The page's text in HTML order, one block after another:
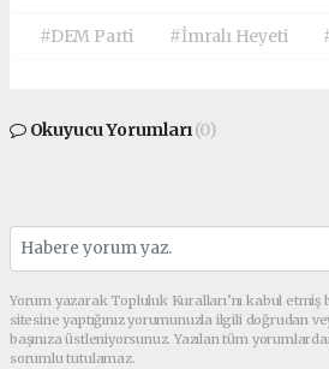
#DEM Parti #İmralı Heyeti
Okuyucu Yorumları(0)
Yorum yazarak Topluluk Kuralları’nı kabul
sitesine yaptığınız yorumunuzla ilgili doğrudan
başınıza üstleniyorsunuz. Yazılan tüm
sorumlu tutulamaz.